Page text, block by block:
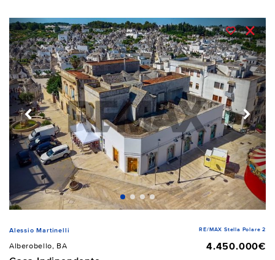
Alessio Martinelli RE/MAX Stella Polare 2
Alberobello, BA
4.450.000€